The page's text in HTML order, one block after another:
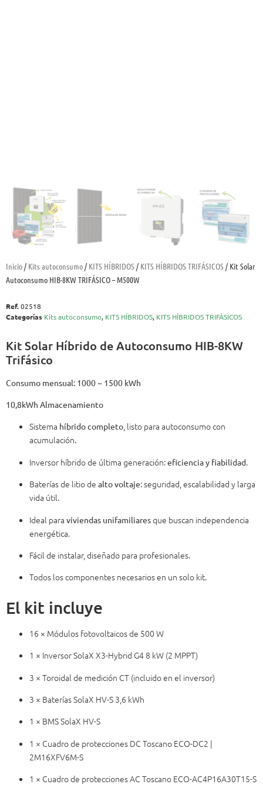
Inicio/ Kits autoconsumo/ KITS HÍBRIDOS/ KITS HÍBRIDOS TRIFÁSICOS/ Kit Solar
Autoconsumo HIB-8KW TRIFÁSICO – M500W
Ref.02518
Categorías Kits autoconsumo, KITS HÍBRIDOS, KITS HÍBRIDOS TRIFÁSICOS
Kit Solar Híbrido de Autoconsumo HIB-8KW
Trifásico
Consumo mensual: 1000 ~ 1500 kWh
10,8kWh Almacenamiento
Sistema híbrido completo, listo para autoconsumo con
acumulación.
Inversor híbrido de última generación:eficiencia y fiabilidad.
Baterías de litio de alto voltaje: seguridad, escalabilidad y larga
vida útil.
Ideal para viviendas unifamiliaresque buscan independencia
energética.
Fácil de instalar, diseñado para profesionales.
Todos los componentes necesarios en un solo kit.
El kit incluye
16 × Módulos fotovoltaicos de 500 W
1 × Inversor SolaX X3-Hybrid G4 8 kW (2 MPPT)
3 × Toroidal de medición CT (incluido en el inversor)
3 × Baterías SolaX HV-S 3,6 kWh
1 × BMS SolaX HV-S
1 × Cuadro de protecciones DC Toscano ECO-DC2 |
2M16XFV6M-S
1 × Cuadro de protecciones AC Toscano ECO-AC4P16A30T15-S